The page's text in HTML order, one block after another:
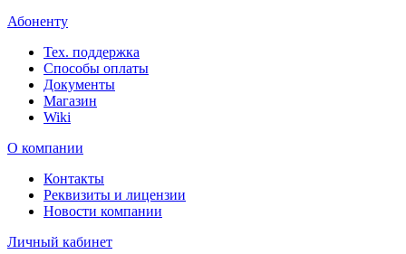
Абоненту
Тех. поддержка
Способы оплаты
Документы
Магазин
Wiki
О компании
Контакты
Реквизиты и лицензии
Новости компании
Личный кабинет